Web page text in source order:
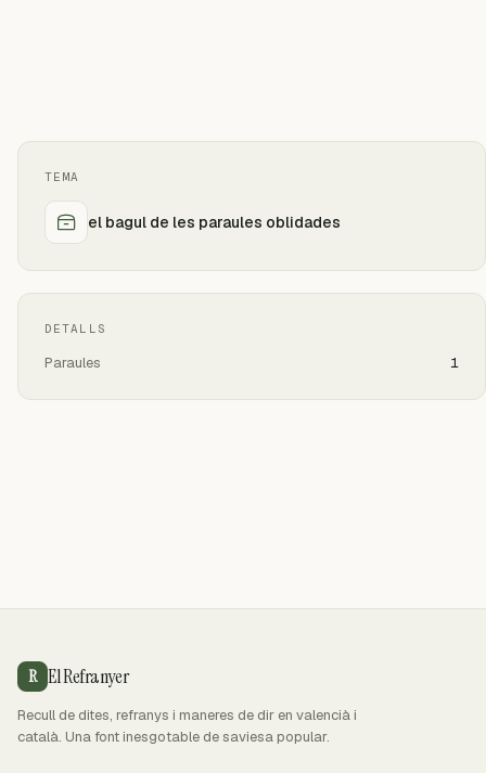
TEMA
el bagul de les paraules oblidades
DETALLS
Paraules 1
R El Refranyer
Recull de dites, refranys i maneres de dir en valencià i
català. Una font inesgotable de saviesa popular.